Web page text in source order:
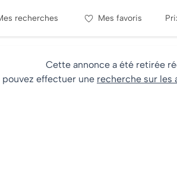
recherches Mes favoris
Cette annonce a été retirée
pouvez effectuer une recherche sur les